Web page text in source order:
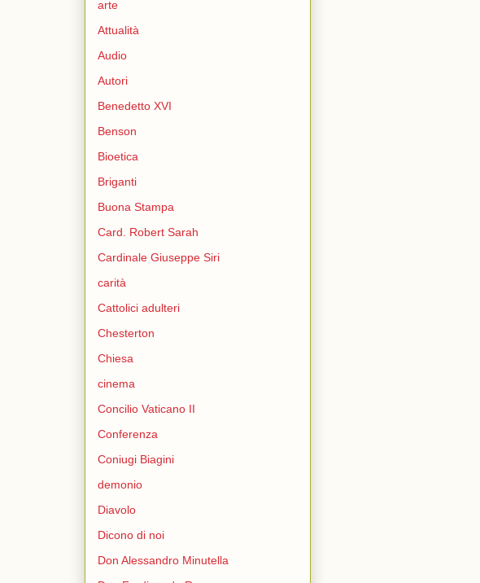
arte
Attualità
Audio
Autori
Benedetto XVI
Benson
Bioetica
Briganti
Buona Stampa
Card. Robert Sarah
Cardinale Giuseppe Siri
carità
Cattolici adulteri
Chesterton
Chiesa
cinema
Concilio Vaticano II
Conferenza
Coniugi Biagini
demonio
Diavolo
Dicono di noi
Don Alessandro Minutella